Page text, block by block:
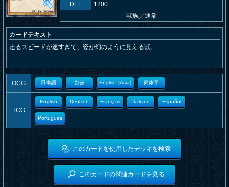
DEF
1200
獣族／通常
カードテキスト
走るスピードが速すぎて、姿が幻のように見える獣。
OCG 日本語 한글 English (Asia) 簡体字
TCG
English Deutsch Français Italiano Español
Portugues
このカードを使用したデッキを検索
このカードの関連カードを見る